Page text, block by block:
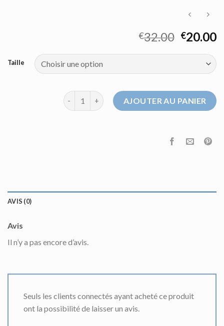
€32.00 €20.00
Taille
quantité de pull mohairAJOUTER AU PANIER
AVIS (0)
Avis
Il n’y a pas encore d’avis.
Seuls les clients connectés ayant acheté ce produit
ont la possibilité de laisser un avis.